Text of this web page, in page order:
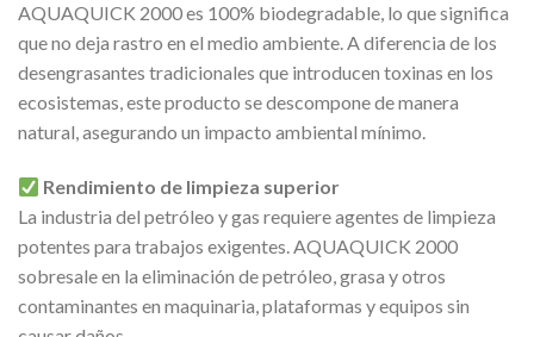
AQUAQUICK 2000 es 100% biodegradable, lo que significa
que no deja rastro en el medio ambiente. A diferencia de los
desengrasantes tradicionales que introducen toxinas en los
ecosistemas, este producto se descompone de manera
natural, asegurando un impacto ambiental mínimo.
Rendimiento de limpieza superior
La industria del petróleo y gas requiere agentes de limpieza
potentes para trabajos exigentes. AQUAQUICK 2000
sobresale en la eliminación de petróleo, grasa y otros
contaminantes en maquinaria, plataformas y equipos sin